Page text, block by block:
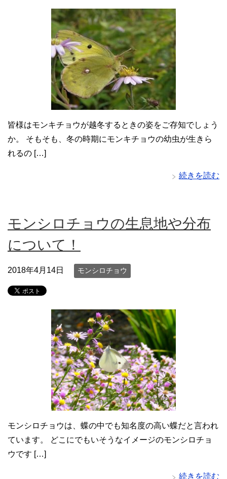
皆様はモンキチョウが越冬するときの姿をご存知でしょう
か。 そもそも、冬の時期にモンキチョウの幼虫が生きら
れるの […]
続きを読む
モンシロチョウの生息地や分布
について！
2018年4月14日 モンシロチョウ
モンシロチョウは、蝶の中でも知名度の高い蝶だと言われ
ています。 どこにでもいそうなイメージのモンシロチョ
ウです […]
続きを読む